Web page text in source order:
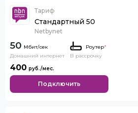
Тариф
Стандартный 50
Netbynet
50
Домашний интернет
Роутер*
В рассрочку
400
Подключить